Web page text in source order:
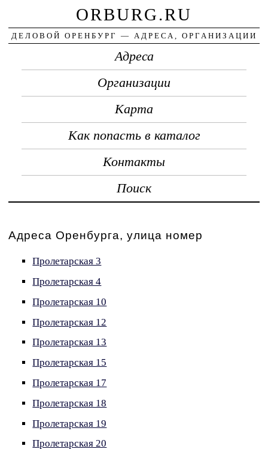
ORBURG.RU
ДЕЛОВОЙ ОРЕНБУРГ — АДРЕСА, ОРГАНИЗАЦИИ
Адреса
Организации
Карта
Как попасть в каталог
Контакты
Поиск
Адреса Оренбурга, улица номер
Пролетарская 3
Пролетарская 4
Пролетарская 10
Пролетарская 12
Пролетарская 13
Пролетарская 15
Пролетарская 17
Пролетарская 18
Пролетарская 19
Пролетарская 20